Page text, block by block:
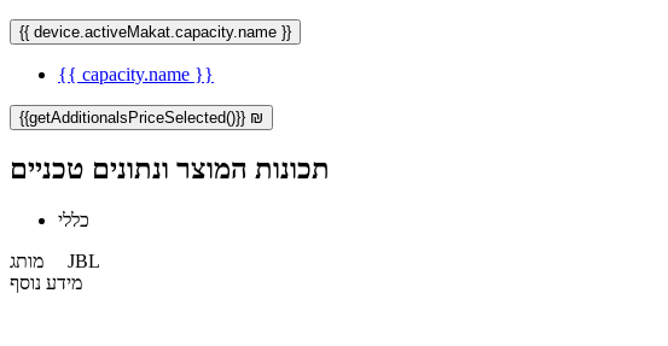
{{ device.activeMakat.capacity.name }}
{{ capacity.name }}
{{getAdditionalsPriceSelected()}} ₪
תכונות המוצר ונתונים טכניים
כללי
מותג JBL
מידע נוסף